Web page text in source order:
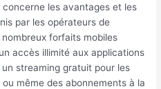
les avantages et les
par les opérateurs de
forfaits mobiles
accès illimité aux applications
streaming gratuit pour les
même des abonnements à la